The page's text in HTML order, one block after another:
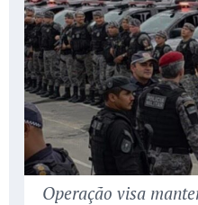
Operação visa